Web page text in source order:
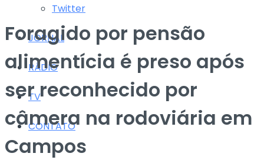
Twitter
JORNAL
RÁDIO
TV
CONTATO
Foragido por pensão
alimentícia é preso após
ser reconhecido por
câmera na rodoviária em
Campos